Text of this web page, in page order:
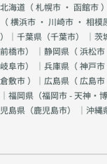
北海道（札幌市 ・ 函館市
（横浜市 ・ 川崎市 ・ 相模
）｜千葉県（千葉市） ｜茨
前橋市） ｜静岡県（浜松市
岐阜市） ｜兵庫県（神戸市
倉敷市）｜広島県（ 広島市
｜福岡県（福岡市 - 天神・
児島県（鹿児島市） ｜沖縄